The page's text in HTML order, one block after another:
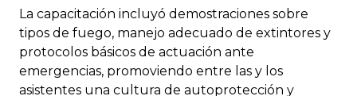
La capacitación incluyó demostraciones sobre
tipos de fuego, manejo adecuado de extintores y
protocolos básicos de actuación ante
emergencias, promoviendo entre las y los
asistentes una cultura de autoprotección y